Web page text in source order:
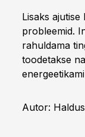
Lisaks
probleemid.
rahuldama
toodetakse
Autor: